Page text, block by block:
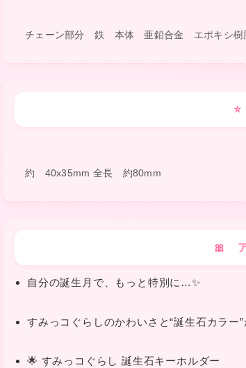
チェーン部分 鉄 本体 亜鉛合金 エポキシ樹
約 40x35mm 全長 約80mm
🎀
自分の誕生月で、もっと特別に…✨
すみっコぐらしのかわいさと“誕生石カラー
🌟 すみっコぐらし 誕生石キーホルダー
❤
❤
❤